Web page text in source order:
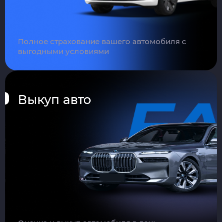
Полное страхование вашего автомобиля с
выгодными условиями
Выкуп авто